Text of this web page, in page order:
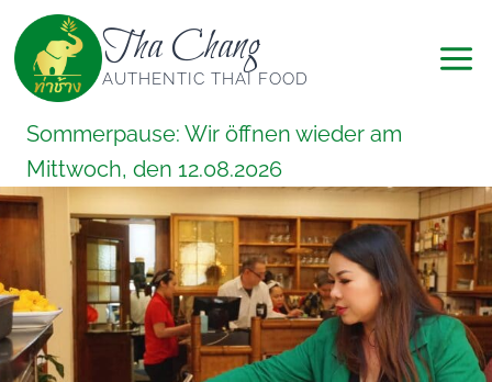
Zum
Inhalt
springen
Tha Chang
AUTHENTIC THAI FOOD
Sommerpause: Wir öffnen wieder am
Mittwoch, den 12.08.2026